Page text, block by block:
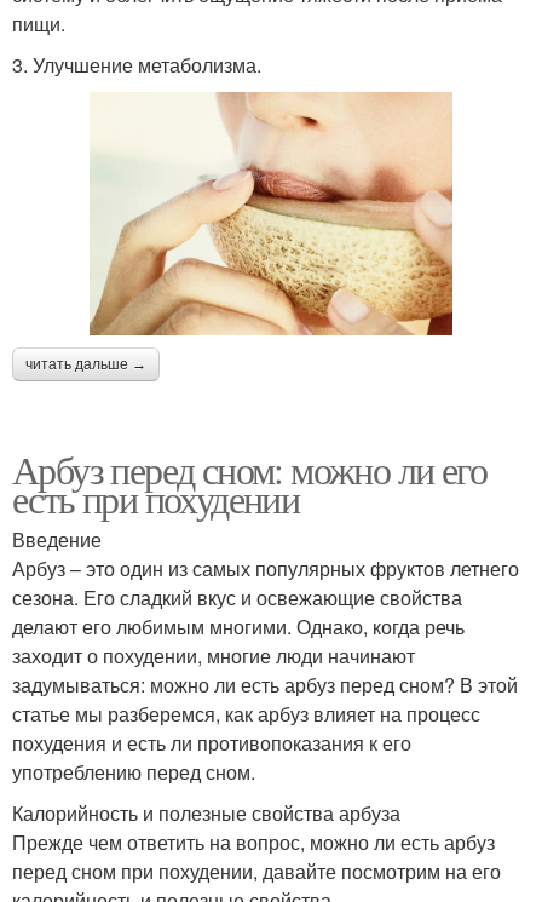
пищи.
3. Улучшение метаболизма.
читать дальше →
Арбуз перед сном: можно ли его
есть при похудении
Введение
Арбуз – это один из самых популярных фруктов летнего
сезона. Его сладкий вкус и освежающие свойства
делают его любимым многими. Однако, когда речь
заходит о похудении, многие люди начинают
задумываться: можно ли есть арбуз перед сном? В этой
статье мы разберемся, как арбуз влияет на процесс
похудения и есть ли противопоказания к его
употреблению перед сном.
Калорийность и полезные свойства арбуза
Прежде чем ответить на вопрос, можно ли есть арбуз
перед сном при похудении, давайте посмотрим на его